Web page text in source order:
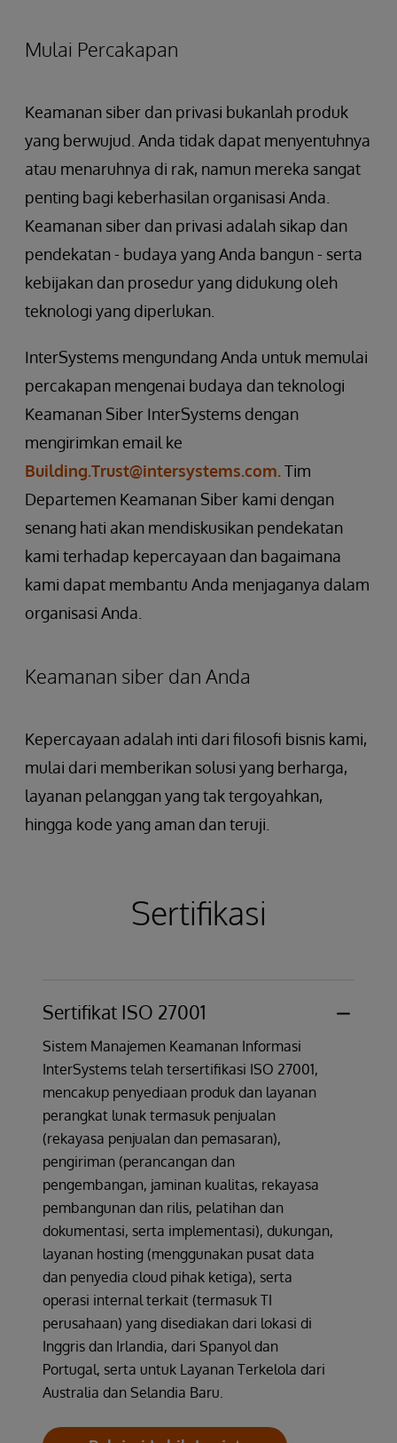
Mulai Percakapan
Keamanan siber dan privasi bukanlah produk
yang berwujud. Anda tidak dapat menyentuhnya
atau menaruhnya di rak, namun mereka sangat
penting bagi keberhasilan organisasi Anda.
Keamanan siber dan privasi adalah sikap dan
pendekatan - budaya yang Anda bangun - serta
kebijakan dan prosedur yang didukung oleh
teknologi yang diperlukan.
InterSystems mengundang Anda untuk memulai
percakapan mengenai budaya dan teknologi
Keamanan Siber InterSystems dengan
mengirimkan email ke
Building.Trust@intersystems.com.Tim
Departemen Keamanan Siber kami dengan
senang hati akan mendiskusikan pendekatan
kami terhadap kepercayaan dan bagaimana
kami dapat membantu Anda menjaganya dalam
organisasi Anda.
Keamanan siber dan Anda
Kepercayaan adalah inti dari filosofi bisnis kami,
mulai dari memberikan solusi yang berharga,
layanan pelanggan yang tak tergoyahkan,
hingga kode yang aman dan teruji.
Sertifikasi
Sertifikat ISO 27001
Sistem Manajemen Keamanan Informasi
InterSystems telah tersertifikasi ISO 27001,
mencakup penyediaan produk dan layanan
perangkat lunak termasuk penjualan
(rekayasa penjualan dan pemasaran),
pengiriman (perancangan dan
pengembangan, jaminan kualitas, rekayasa
pembangunan dan rilis, pelatihan dan
dokumentasi, serta implementasi), dukungan,
layanan hosting (menggunakan pusat data
dan penyedia cloud pihak ketiga), serta
operasi internal terkait (termasuk TI
perusahaan) yang disediakan dari lokasi di
Inggris dan Irlandia, dari Spanyol dan
Portugal, serta untuk Layanan Terkelola dari
Australia dan Selandia Baru.